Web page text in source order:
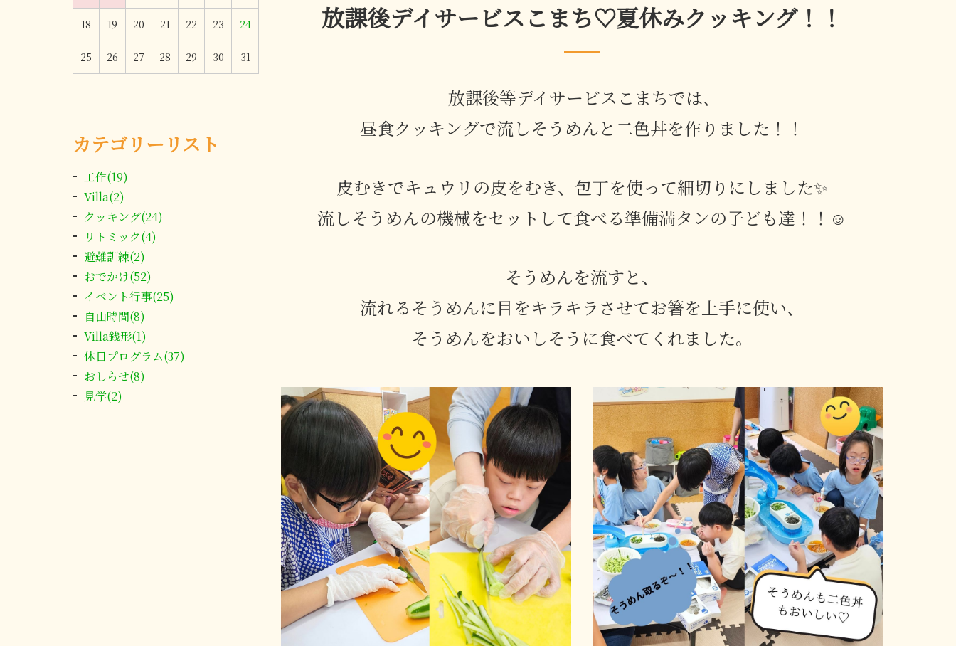
18 19 20 21 22 23 24
25 26 27 28 29 30 31
カテゴリーリスト
工作(19)
Villa(2)
クッキング(24)
リトミック(4)
避難訓練(2)
おでかけ(52)
イベント行事(25)
自由時間(8)
Villa銭形(1)
休日プログラム(37)
おしらせ(8)
見学(2)
放課後デイサービスこまち♡夏休みクッキング！！
放課後等デイサービスこまちでは、
昼食クッキングで流しそうめんと二色丼を作りました！！
皮むきでキュウリの皮をむき、包丁を使って細切りにしました✨
流しそうめんの機械をセットして食べる準備満タンの子ども達！！☺
そうめんを流すと、
流れるそうめんに目をキラキラさせてお箸を上手に使い、
そうめんをおいしそうに食べてくれました。